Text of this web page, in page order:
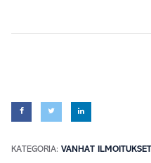
KATEGORIA: VANHAT ILMOITUKSET